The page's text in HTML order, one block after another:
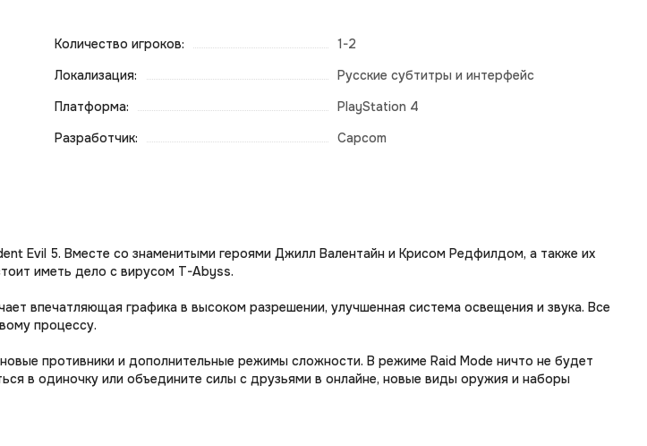
Количество игроков:
1-2
Локализация:
Русские субтитры и интерфейс
Платформа:
PlayStation 4
Разработчик:
Capcom
Evil 5. Вместе со знаменитыми героями Джилл Валентайн и Крисом Редфилдом, а также их
иметь дело с вирусом T-Abyss.
впечатляющая графика в высоком разрешении, улучшенная система освещения и звука. Все
процессу.
противники и дополнительные режимы сложности. В режиме Raid Mode ничто не будет
в одиночку или объедините силы с друзьями в онлайне, новые виды оружия и наборы